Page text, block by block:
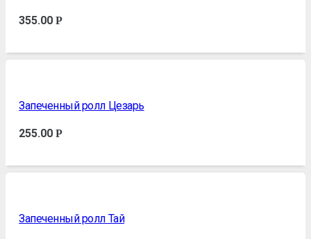
355.00Р
Запеченный ролл Цезарь
255.00Р
Запеченный ролл Тай